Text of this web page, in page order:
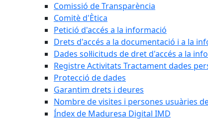
Comissió de Transparència
Comitè d'Ètica
Petició d'accés a la informació
Drets d'accés a la documentació i a la
Dades sol·licituds de dret d'accés a la
Registre Activitats Tractament dades
Protecció de dades
Garantim drets i deures
Nombre de visites i persones usuàries
Índex de Maduresa Digital IMD